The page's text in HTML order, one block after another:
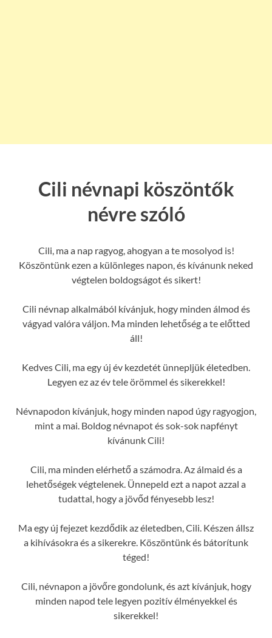
Cili névnapi köszöntők
névre szóló
Cili, ma a nap ragyog, ahogyan a te mosolyod is!
Köszöntünk ezen a különleges napon, és kívánunk neked
végtelen boldogságot és sikert!
Cili névnap alkalmából kívánjuk, hogy minden álmod és
vágyad valóra váljon. Ma minden lehetőség a te előtted
áll!
Kedves Cili, ma egy új év kezdetét ünnepljük életedben.
Legyen ez az év tele örömmel és sikerekkel!
Névnapodon kívánjuk, hogy minden napod úgy ragyogjon,
mint a mai. Boldog névnapot és sok-sok napfényt
kívánunk Cili!
Cili, ma minden elérhető a számodra. Az álmaid és a
lehetőségek végtelenek. Ünnepeld ezt a napot azzal a
tudattal, hogy a jövőd fényesebb lesz!
Ma egy új fejezet kezdődik az életedben, Cili. Készen állsz
a kihívásokra és a sikerekre. Köszöntünk és bátorítunk
téged!
Cili, névnapon a jövőre gondolunk, és azt kívánjuk, hogy
minden napod tele legyen pozitív élményekkel és
sikerekkel!